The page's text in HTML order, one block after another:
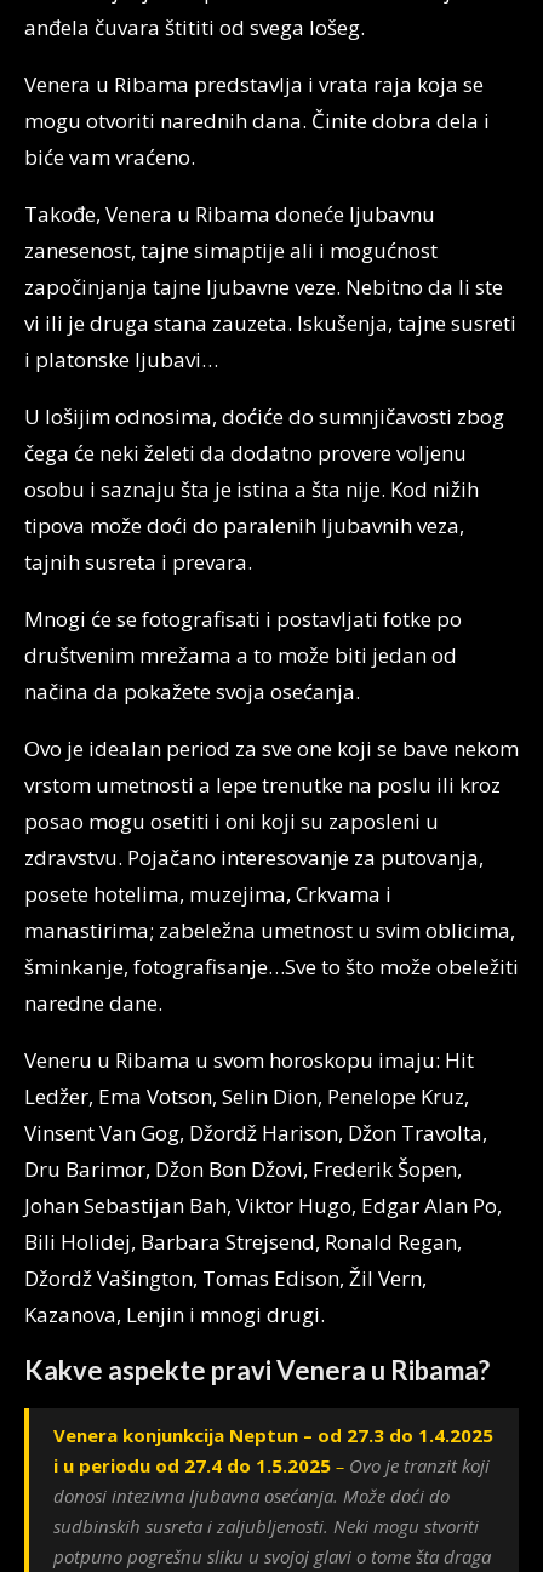
anđela čuvara štititi od svega lošeg.
Venera u Ribama predstavlja i vrata raja koja se
mogu otvoriti narednih dana. Činite dobra dela i
biće vam vraćeno.
Takođe, Venera u Ribama doneće ljubavnu
zanesenost, tajne simaptije ali i mogućnost
započinjanja tajne ljubavne veze. Nebitno da li ste
vi ili je druga stana zauzeta. Iskušenja, tajne susreti
i platonske ljubavi…
U lošijim odnosima, doćiće do sumnjičavosti zbog
čega će neki želeti da dodatno provere voljenu
osobu i saznaju šta je istina a šta nije. Kod nižih
tipova može doći do paralenih ljubavnih veza,
tajnih susreta i prevara.
Mnogi će se fotografisati i postavljati fotke po
društvenim mrežama a to može biti jedan od
načina da pokažete svoja osećanja.
Ovo je idealan period za sve one koji se bave nekom
vrstom umetnosti a lepe trenutke na poslu ili kroz
posao mogu osetiti i oni koji su zaposleni u
zdravstvu. Pojačano interesovanje za putovanja,
posete hotelima, muzejima, Crkvama i
manastirima; zabeležna umetnost u svim oblicima,
šminkanje, fotografisanje…Sve to što može obeležiti
naredne dane.
Veneru u Ribama u svom horoskopu imaju: Hit
Ledžer, Ema Votson, Selin Dion, Penelope Kruz,
Vinsent Van Gog, Džordž Harison, Džon Travolta,
Dru Barimor, Džon Bon Džovi, Frederik Šopen,
Johan Sebastijan Bah, Viktor Hugo, Edgar Alan Po,
Bili Holidej, Barbara Strejsend, Ronald Regan,
Džordž Vašington, Tomas Edison, Žil Vern,
Kazanova, Lenjin i mnogi drugi.
Kakve aspekte pravi Venera u Ribama?
Venera konjunkcija Neptun – od 27.3 do 1.4.2025
i u periodu od 27.4 do 1.5.2025 – Ovo je tranzit koji
donosi intezivna ljubavna osećanja. Može doći do
sudbinskih susreta i zaljubljenosti. Neki mogu stvoriti
potpuno pogrešnu sliku u svojoj glavi o tome šta draga